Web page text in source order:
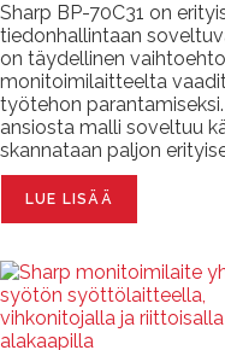
Sharp BP-70C31 on
tiedonhallintaan
on täydellinen
monitoimilaitteelta
työtehon
ansiosta malli soveltuu
skannataan paljon
LUE LISÄÄ